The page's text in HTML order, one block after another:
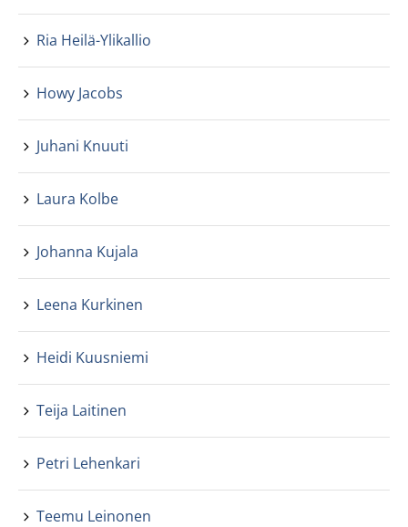
Ria Heilä-Ylikallio
Howy Jacobs
Juhani Knuuti
Laura Kolbe
Johanna Kujala
Leena Kurkinen
Heidi Kuusniemi
Teija Laitinen
Petri Lehenkari
Teemu Leinonen